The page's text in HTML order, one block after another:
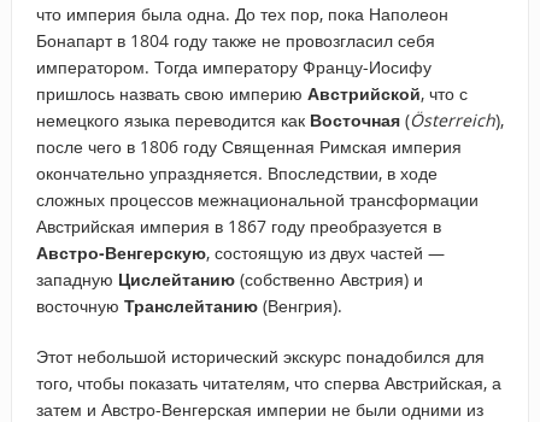
что империя была одна. До тех пор, пока Наполеон
Бонапарт в 1804 году также не провозгласил себя
императором. Тогда императору Францу-Иосифу
пришлось назвать свою империю Австрийской, что с
немецкого языка переводится как Восточная(Österreich),
после чего в 1806 году Священная Римская империя
окончательно упраздняется. Впоследствии, в ходе
сложных процессов межнациональной трансформации
Австрийская империя в 1867 году преобразуется в
Австро-Венгерскую, состоящую из двух частей —
западную Цислейтанию(собственно Австрия) и
восточную Транслейтанию(Венгрия).
Этот небольшой исторический экскурс понадобился для
того, чтобы показать читателям, что сперва Австрийская, а
затем и Австро-Венгерская империи не были одними из